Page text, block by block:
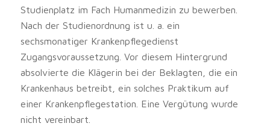
Studienplatz im Fach Humanmedizin zu bewerben.
Nach der Studienordnung ist u. a. ein
sechsmonatiger Krankenpflegedienst
Zugangsvoraussetzung. Vor diesem Hintergrund
absolvierte die Klägerin bei der Beklagten, die ein
Krankenhaus betreibt, ein solches Praktikum auf
einer Krankenpflegestation. Eine Vergütung wurde
nicht vereinbart.